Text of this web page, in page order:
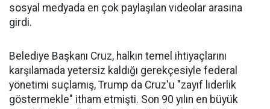
sosyal medyada en çok paylaşılan videolar arasına
girdi.
Belediye Başkanı Cruz, halkın temel ihtiyaçlarını
karşılamada yetersiz kaldığı gerekçesiyle federal
yönetimi suçlamış, Trump da Cruz'u "zayıf liderlik
göstermekle" itham etmişti. Son 90 yılın en büyük